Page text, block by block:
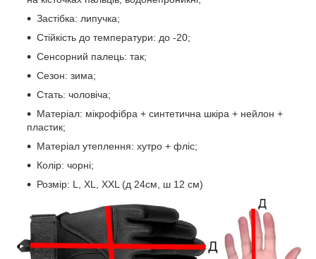
Застібка: липучка;
Стійкість до температури: до -20;
Сенсорний палець: так;
Сезон: зима;
Стать: чоловіча;
Матеріал: мікрофібра + синтетична шкіра + нейлон +
пластик;
Матеріал утеплення: хутро + фліс;
Колір: чорні;
Розмір: L, XL, XXL (д 24см, ш 12 см)